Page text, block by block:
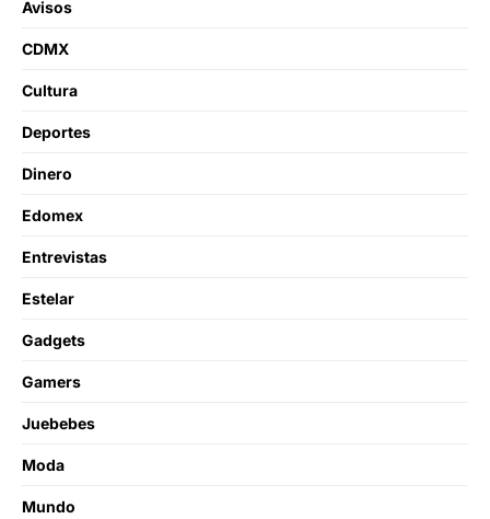
Avisos
CDMX
Cultura
Deportes
Dinero
Edomex
Entrevistas
Estelar
Gadgets
Gamers
Juebebes
Moda
Mundo